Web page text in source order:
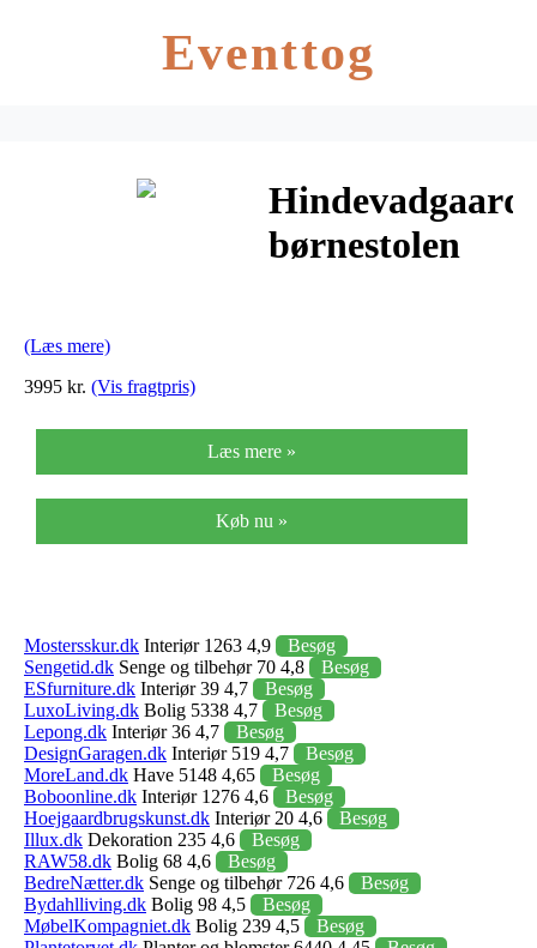
Eventtog
Hindevadgaard
børnestolen
(Læs mere)
3995 kr. (Vis fragtpris)
Læs mere »
Køb nu »
Mostersskur.dk Interiør 1263 4,9
Besøg
Sengetid.dk Senge og tilbehør 70 4,8
Besøg
ESfurniture.dk Interiør 39 4,7
Besøg
LuxoLiving.dk Bolig 5338 4,7
Besøg
Lepong.dk Interiør 36 4,7
Besøg
DesignGaragen.dk Interiør 519 4,7
Besøg
MoreLand.dk Have 5148 4,65
Besøg
Boboonline.dk Interiør 1276 4,6
Besøg
Hoejgaardbrugskunst.dk Interiør 20 4,6
Besøg
Illux.dk Dekoration 235 4,6
Besøg
RAW58.dk Bolig 68 4,6
Besøg
BedreNætter.dk Senge og tilbehør 726 4,6
Besøg
Bydahlliving.dk Bolig 98 4,5
Besøg
MøbelKompagniet.dk Bolig 239 4,5
Besøg